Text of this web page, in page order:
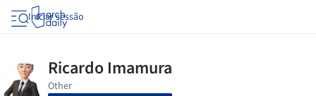
Iniciar sessão